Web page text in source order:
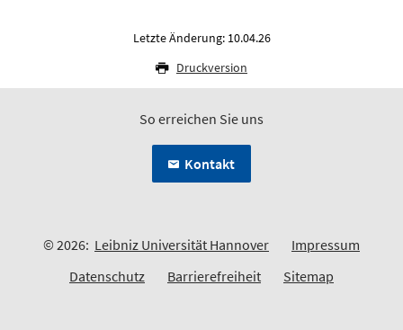
Letzte Änderung: 10.04.26
Druckversion
So erreichen Sie uns
Kontakt
© 2026: Leibniz Universität Hannover
Impressum
Datenschutz
Barrierefreiheit Sitemap